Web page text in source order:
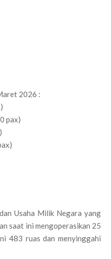
2026 :
pax)
Usaha Milik Negara yang
saat ini mengoperasikan 25
483 ruas dan menyinggahi